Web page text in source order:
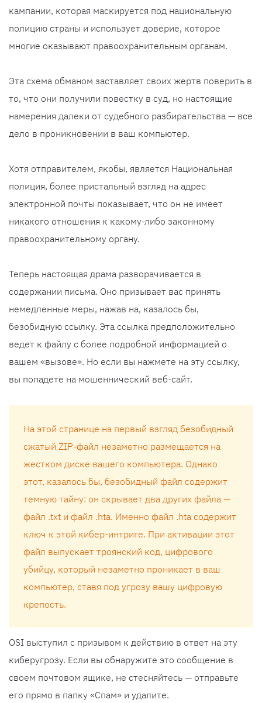
кампании, которая маскируется под национальную
полицию страны и использует доверие, которое
многие оказывают правоохранительным органам.
Эта схема обманом заставляет своих жертв поверить в
то, что они получили повестку в суд, но настоящие
намерения далеки от судебного разбирательства — все
дело в проникновении в ваш компьютер.
Хотя отправителем, якобы, является Национальная
полиция, более пристальный взгляд на адрес
электронной почты показывает, что он не имеет
никакого отношения к какому-либо законному
правоохранительному органу.
Теперь настоящая драма разворачивается в
содержании письма. Оно призывает вас принять
немедленные меры, нажав на, казалось бы,
безобидную ссылку. Эта ссылка предположительно
ведет к файлу с более подробной информацией о
вашем «вызове». Но если вы нажмете на эту ссылку,
вы попадете на мошеннический веб-сайт.
На этой странице на первый взгляд безобидный
сжатый ZIP-файл незаметно размещается на
жестком диске вашего компьютера. Однако
этот, казалось бы, безобидный файл содержит
темную тайну: он скрывает два других файла —
файл .txt и файл .hta. Именно файл .hta содержит
ключ к этой кибер-интриге. При активации этот
файл выпускает троянский код, цифрового
убийцу, который незаметно проникает в ваш
компьютер, ставя под угрозу вашу цифровую
крепость.
OSI выступил с призывом к действию в ответ на эту
киберугрозу. Если вы обнаружите это сообщение в
своем почтовом ящике, не стесняйтесь — отправьте
его прямо в папку «Спам» и удалите.